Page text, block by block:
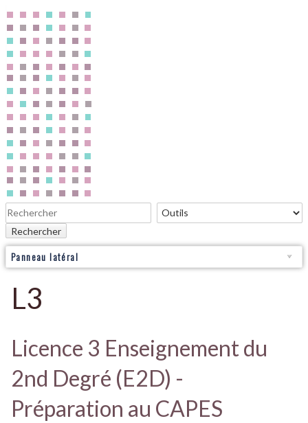
Rechercher
Panneau latéral
L3
Licence 3 Enseignement du
2nd Degré (E2D) -
Préparation au CAPES